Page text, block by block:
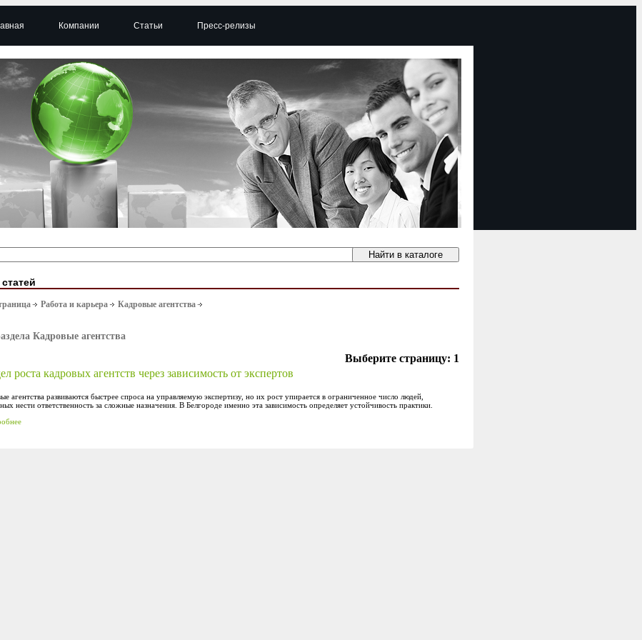
Компании Статьи Пресс-релизы
Работа и карьера Кадровые агентства
Кадровые агентства
Выберите страницу: 1
роста кадровых агентств через зависимость от экспертов
агентства развиваются быстрее спроса на управляемую экспертизу, но их рост упирается в ограниченное число людей,
нести ответственность за сложные назначения. В Белгороде именно эта зависимость определяет устойчивость практики.